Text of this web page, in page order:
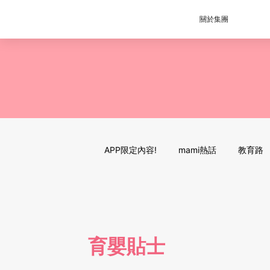
關於集團
APP限定內容! mami熱話 教育路
育嬰貼士